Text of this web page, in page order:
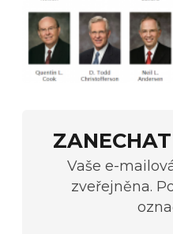
Vaše e-
zveřejněna.